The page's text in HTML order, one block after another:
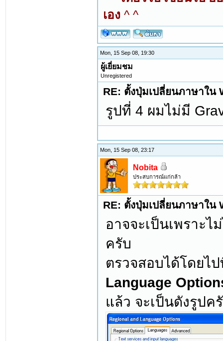
เอง ^ ^
Mon, 15 Sep 08, 19:30
ผู้เยี่ยมชม
Unregistered
RE: ตั้งปุ่มเปลี่ยนภาษาใน
รูปที่ 4 ผมไม่มี
Mon, 15 Sep 08, 23:17
Nobita
ประสบการณ์แก่กล้า
RE: ตั้งปุ่มเปลี่ยนภาษาใน
อาจจะเป็นเพราะ
ครับ
ตรวจสอบได้โดยไ
Language
แล้ว จะเป็นดังรูปค